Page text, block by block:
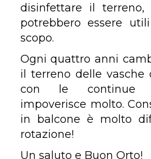
disinfettare il
potrebbero essere
scopo.
Ogni quattro anni
il terreno delle vasche
con le continue
impoverisce molto.
in balcone è molto
rotazione!
Un saluto e Buon Orto!